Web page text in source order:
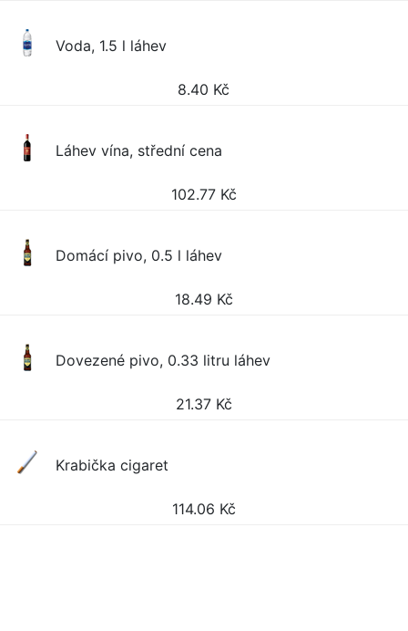
Voda, 1.5 l láhev
8.40 Kč
Láhev vína, střední cena
102.77 Kč
Domácí pivo, 0.5 l láhev
18.49 Kč
Dovezené pivo, 0.33 litru láhev
21.37 Kč
Krabička cigaret
114.06 Kč